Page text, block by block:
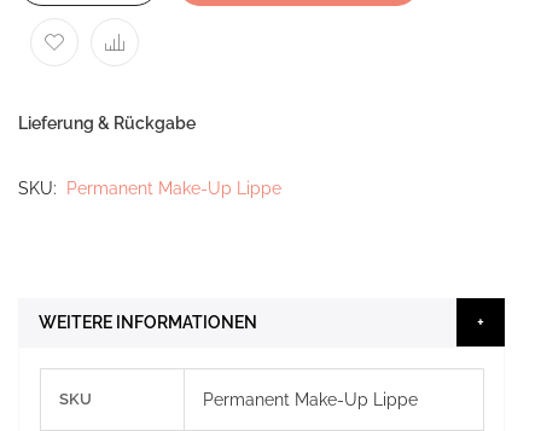
Lieferung & Rückgabe
SKU Permanent Make-Up Lippe
WEITERE INFORMATIONEN
Informationen
SKU Permanent Make-Up Lippe